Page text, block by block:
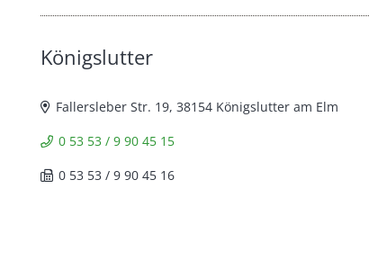
Königslutter
Fallersleber Str. 19, 38154 Königslutter am Elm
0 53 53 / 9 90 45 15
0 53 53 / 9 90 45 16